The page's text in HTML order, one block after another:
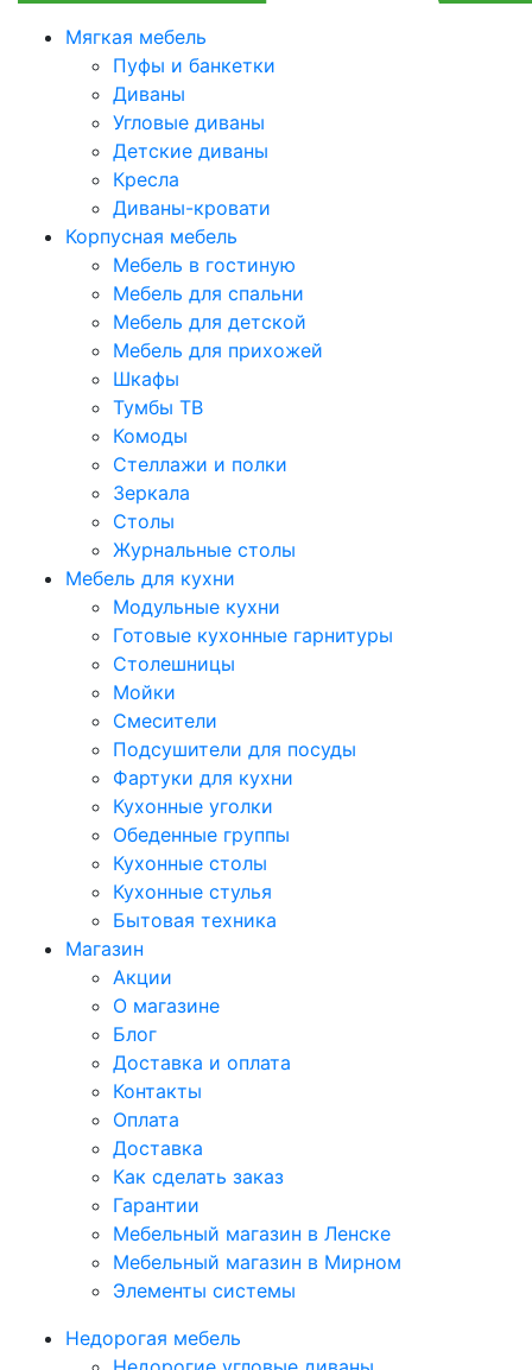
Мягкая мебель
Пуфы и банкетки
Диваны
Угловые диваны
Детские диваны
Кресла
Диваны-кровати
Корпусная мебель
Мебель в гостиную
Мебель для спальни
Мебель для детской
Мебель для прихожей
Шкафы
Тумбы ТВ
Комоды
Стеллажи и полки
Зеркала
Столы
Журнальные столы
Мебель для кухни
Модульные кухни
Готовые кухонные гарнитуры
Столешницы
Мойки
Смесители
Подсушители для посуды
Фартуки для кухни
Кухонные уголки
Обеденные группы
Кухонные столы
Кухонные стулья
Бытовая техника
Магазин
Акции
О магазине
Блог
Доставка и оплата
Контакты
Оплата
Доставка
Как сделать заказ
Гарантии
Мебельный магазин в Ленске
Мебельный магазин в Мирном
Элементы системы
Недорогая мебель